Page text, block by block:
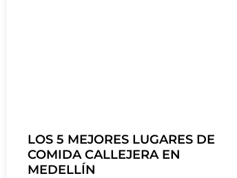
LOS 5 MEJORES LUGARES DE
COMIDA CALLEJERA EN
MEDELLÍN